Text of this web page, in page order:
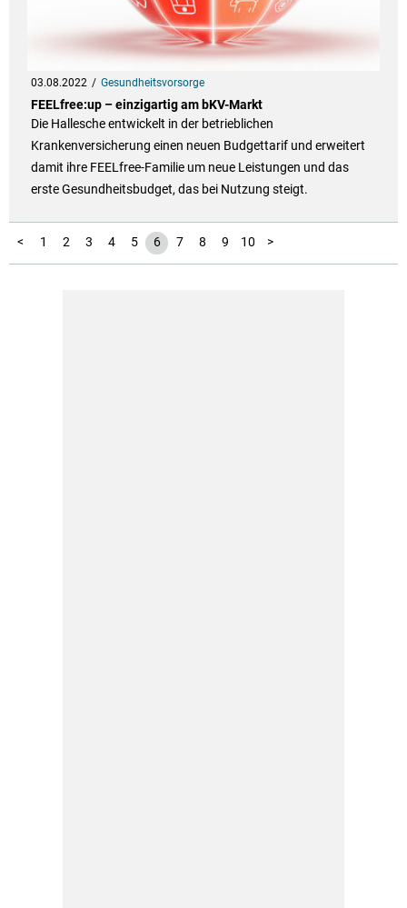
03.08.2022 Gesundheitsvorsorge
FEELfree:up – einzigartig am bKV-Markt
Die Hallesche entwickelt in der betrieblichen
Krankenversicherung einen neuen Budgettarif und erweitert
damit ihre FEELfree-Familie um neue Leistungen und das
erste Gesundheitsbudget, das bei Nutzung steigt.
< 1 2 3 4 5 6 7 8 9 10
11
12
13
14
15
16
17
18
19
20
21
22
23
24
25
26
27
28
29
30
31
32
33
34
35
36
37
38
39
40 >